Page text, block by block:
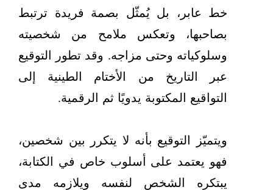
خط عابر، بل يُمثّل بصمة فريدة ترتبط
بصاحبها، وتعكس ملامح من شخصيته
وسلوكياته وحتى مزاجه. وقد تطور التوقيع
عبر التاريخ من الأختام الطينية إلى
التواقيع المكتوبة يدويًا ثم الرقمية.
ويتميّز التوقيع بأنه لا يتكرر بين شخصين،
فهو يعتمد على أسلوب خاص في الكتابة،
يبتكره الشخص لنفسه ويلازمه مدى